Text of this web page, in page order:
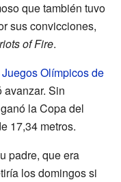
que también tuvo
sus convicciones,
of Fire.
Juegos Olímpicos de
avanzar. Sin
la Copa del
17,34 metros.
padre, que era
los domingos si